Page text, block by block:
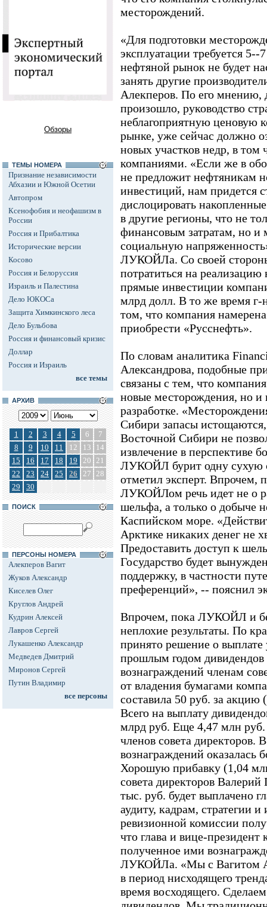
Обзоры
ТЕМЫ НОМЕРА
Признание независимости
Абхазии и Южной Осетии
Автопром
Ксенофобия и неофашизм в
России
Россия и Прибалтика
Исторические версии
Косово
Россия и Белоруссия
Израиль и Палестина
Дело ЮКОСа
Защита Химкинского леса
Дело Бульбова
Россия и финансовый кризис
Доллар
Россия и Израиль
все темы
АРХИВ
1 2 3 4 5 6
7
8
9 10 11 12 13
14
15
16 17 18 19 20 21
22
23 24 25 26 27 28
29
30
ПОИСК
ПЕРСОНЫ НОМЕРА
Алекперов Вагит
Жуков Александр
Киселев Олег
Круглов Андрей
Кудрин Алексей
Лавров Сергей
Лукашенко Александр
Медведев Дмитрий
Миронов Сергей
Путин Владимир
все персоны
месторождений.
«Для подготовки
эксплуатации требуется
нефтяной рынок не будет
занять другие
Алекперов. По его мнению,
произошло, руководство
неблагоприятную ценовую
рынке, уже сейчас должно
новых участков недр, в
компаниями. «Если же в
не предложит нефтяникам
инвестиций, нам придется
дислоцировать
в другие регионы, что не
финансовым затратам, но и
социальную
ЛУКОЙЛа. Со своей
потратиться на
прямые инвестиции
млрд долл. В то же время г-
том, что компания
приобрести «Русснефть».
По словам аналитика
Александрова, подобные
связаны с тем, что
новые месторождения, но и
разработке.
Сибири запасы
Восточной Сибири не
извлечение в перспективе
ЛУКОЙЛ бурит одну сухую
отметил эксперт. Впрочем,
ЛУКОЙЛом речь идет не о
шельфа, а только о добыче
Каспийском море.
Арктике никаких денег не
Предоставить доступ к
Государство будет
поддержку, в частности
преференций», -- пояснил
Впрочем, пока ЛУКОЙЛ и
неплохие результаты. По
принято решение о
прошлым годом
вознаграждений членам
от владения бумагами
составила 50 руб. за
Всего на выплату
млрд руб. Еще 4,47 млн руб.
членов совета директоров.
вознаграждений оказалась
Хорошую прибавку (1,04
совета директоров
тыс. руб. будет выплачено
аудиту, кадрам, стратегии
ревизионной комиссии
что глава и вице-
полученное ими
ЛУКОЙЛа. «Мы с Вагитом
в период нисходящего
время восходящего.